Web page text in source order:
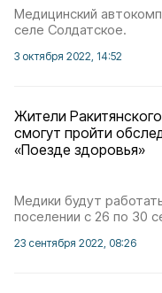
Медицинский
селе Солдатское.
3 октября 2022, 14:52
Жители
смогут пройти
«Поезде здоровья»
Медики будут
поселении с 26 по 30
23 сентября 2022, 08:26